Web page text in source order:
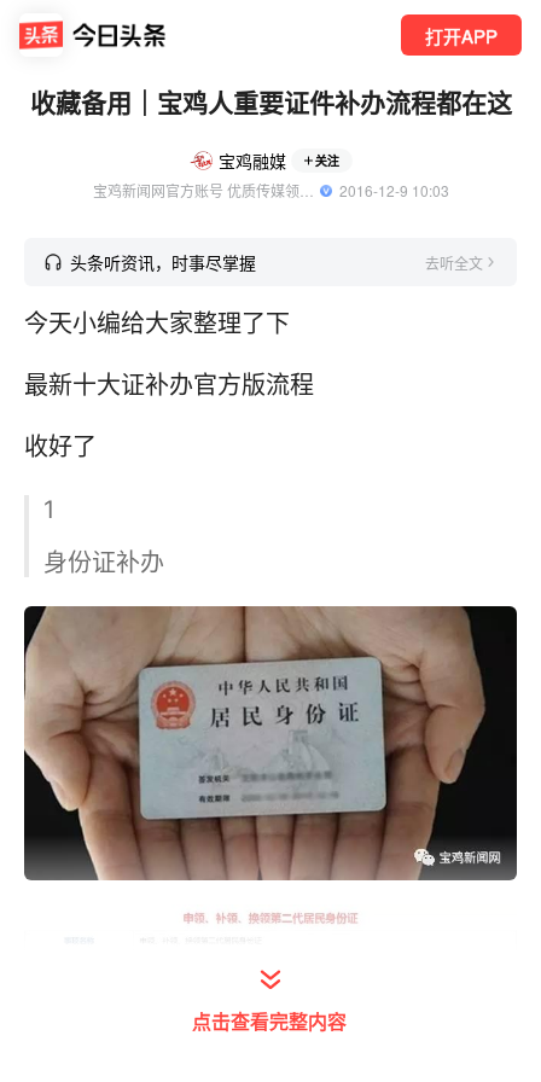
打开APP
收藏备用｜宝鸡人重要证件补办流程都在这
宝鸡融媒 关注
宝鸡新闻网官方账号 优质传媒领域创作者
  2016-12-9 10:03
头条听资讯，时事尽掌握 去听全文
今天小编给大家整理了下
最新十大证补办官方版流程
收好了
1
身份证补办
点击查看完整内容